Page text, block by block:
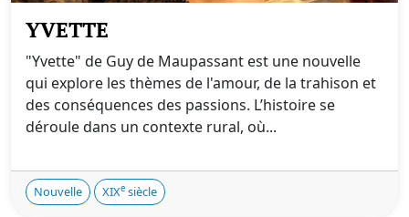
YVETTE
"Yvette" de Guy de Maupassant est une nouvelle
qui explore les thèmes de l'amour, de la trahison et
des conséquences des passions. L’histoire se
déroule dans un contexte rural, où...
Nouvelle XIXe siècle